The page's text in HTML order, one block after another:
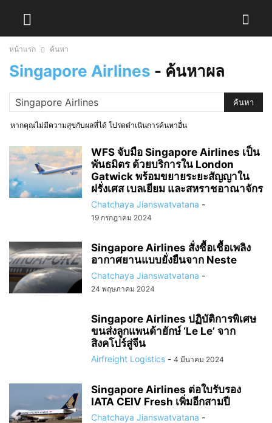
หน้าแรก ค้นหา
Singapore Airlines - ค้นหาผล
หากคุณไม่มีความสุขกับผลที่ได้ โปรดดำเนินการค้นหาอื่น
WFS จับมือ Singapore Airlines เป็น
พันธมิตร ด้วยบริการใน London
Gatwick พร้อมขยายระยะสัญญาใน
ฝรั่งเศส เบลเยียม และสหราชอาณาจักร
Chatchaya Jianswatvatana -
19 กรกฎาคม 2024
Singapore Airlines สั่งซื้อเชื้อเพลิง
อากาศยานแบบยั่งยืนจาก Neste
Chatchaya Jianswatvatana -
24 พฤษภาคม 2024
Singapore Airlines ปฏิบัติการพิเศษ
ขนส่งลูกแพนด้ายักษ์ ‘Le Le’ จาก
สิงคโปร์สู่จีน
Airfreight Logistics - 4 มีนาคม 2024
Singapore Airlines ต่อใบรับรอง
IATA CEIV Fresh เพิ่มอีกสามปี
Chatchaya Jianswatvatana -